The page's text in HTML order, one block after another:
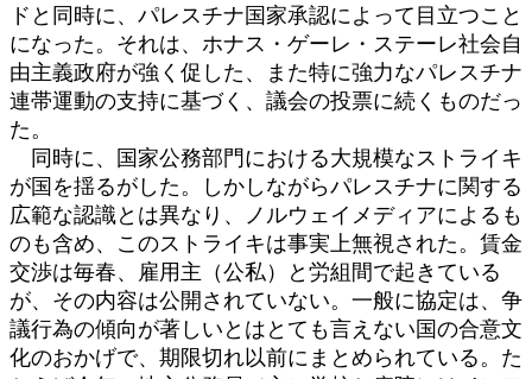
ドと同時に、パレスチナ国家承認によって目立つこと
になった。それは、ホナス・ゲーレ・ステーレ社会自
由主義政府が強く促した、また特に強力なパレスチナ
連帯運動の支持に基づく、議会の投票に続くものだっ
た。
同時に、国家公務部門における大規模なストライキ
が国を揺るがした。しかしながらパレスチナに関する
広範な認識とは異なり、ノルウェイメディアによるも
のも含め、このストライキは事実上無視された。賃金
交渉は毎春、雇用主（公私）と労組間で起きている
が、その内容は公開されていない。一般に協定は、争
議行為の傾向が著しいとはとても言えない国の合意文
化のおかげで、期限切れ以前にまとめられている。た